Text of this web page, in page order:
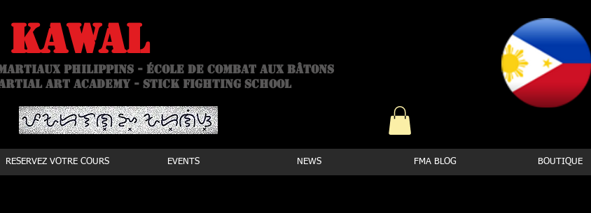
kawal
philippins - école de combat aux bâtons
Art academy - stick fighting school
RESERVEZ VOTRE COURS EVENTS NEWS FMA BLOG BOUTIQUE